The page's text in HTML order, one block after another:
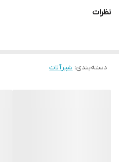
نظرات
دسته‌بندی: شیرآلات